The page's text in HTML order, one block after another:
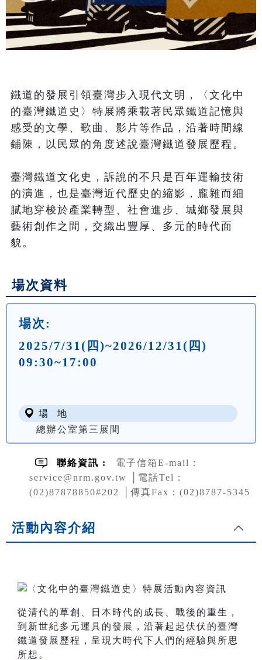
鐵道的發展引領臺灣步入現代文明，〈文化中
的臺灣鐵道史〉特展將乘載著民眾鐵道記憶與
感受的文學、歌曲、影片等作品，沿著時間線
鋪陳，以民眾的角度述說臺灣鐵道發展歷程。
臺灣鐵道文化史，訴說的不只是百年運輸技術
的演進，也是臺灣近代歷史的縮影，龐雜而細
膩地穿梭於產業轉型、社會進步、城鄉發展與
藝術創作之間，交織出豐厚、多元的時代面
貌。
場次資料
場次:
2025/7/31(四)~2026/12/31(四)
09:30~17:00
場 地
總辦公室第三展間
聯絡資訊 :
電子信箱E-mail：
service@nrm.gov.tw │電話Tel：
(02)87878850#202 │傳真Fax：(02)8787-5345
活動內容介紹
從清代的草創、日本時代的成長、戰後的重生，
到新世紀多元運具的發展，沿著起起伏伏的臺灣
鐵道發展歷程，呈現大時代下人們的經驗與所思
所想。